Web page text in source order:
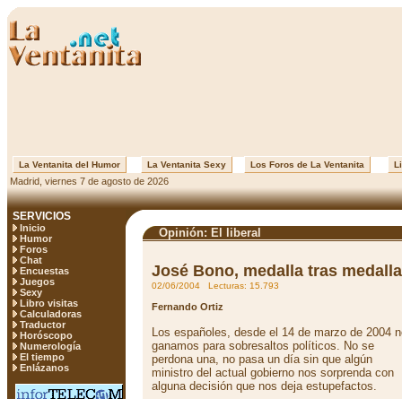
La Ventanita del Humor La Ventanita Sexy Los Foros de La Ventanita
Madrid, viernes 7 de agosto de 2026
SERVICIOS
Inicio
Humor
Foros
Chat
Encuestas
Juegos
Sexy
Libro visitas
Calculadoras
Traductor
Horóscopo
Numerología
El tiempo
Enlázanos
Opinión: El liberal
José Bono, medalla tras medalla
02/06/2004 Lecturas: 15.793
Fernando Ortiz
Los españoles, desde el 14 de marzo de 2004
ganamos para sobresaltos políticos. No se
perdona una, no pasa un día sin que algún
ministro del actual gobierno nos sorprenda con
alguna decisión que nos deja estupefactos.